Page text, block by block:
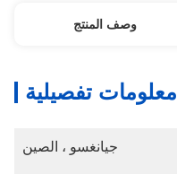
وصف المنتج
معلومات تفصيلية
جيانغسو ، الصين